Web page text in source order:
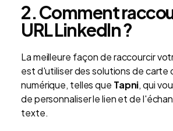
2. Comment
URL LinkedIn ?
La meilleure façon de raccourcir
est d'utiliser des solutions de carte
numérique, telles que Tapni, qui
de personnaliser le lien et de
texte.